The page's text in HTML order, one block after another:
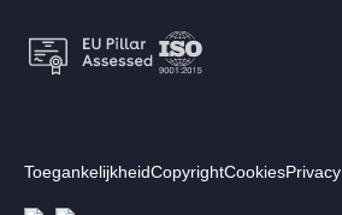
Footer:
ToegankelijkheidCopyrightCookiesPrivacy